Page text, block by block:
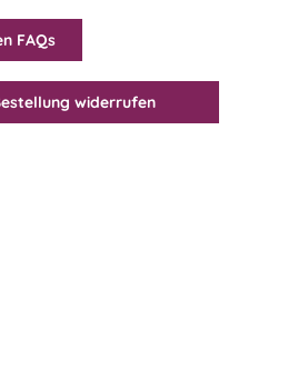
FAQs
widerrufen